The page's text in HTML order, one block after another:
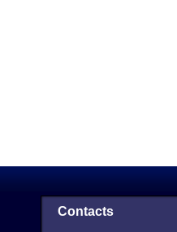
Contacts